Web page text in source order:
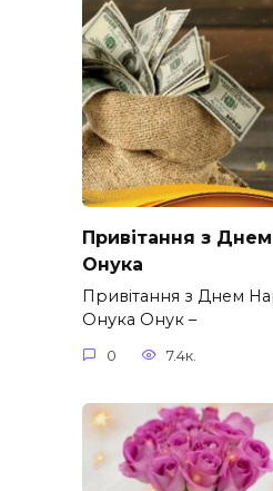
Привітання з
Онука
Привітання з Днем
Онука Онук –
0 7.4к.